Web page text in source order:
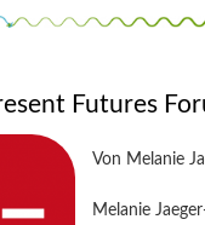
Futures
Von Melanie
Melanie